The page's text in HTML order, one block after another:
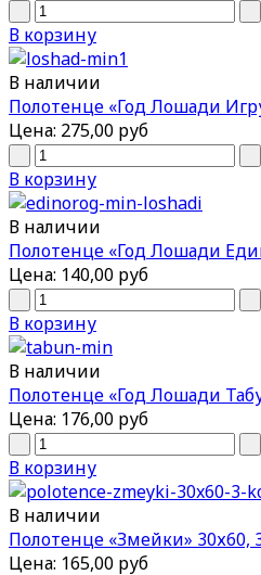
В корзину
В наличии
Полотенце «Год Лошади
Цена: 275,00 руб
В корзину
В наличии
Полотенце «Год Лошади
Цена: 140,00 руб
В корзину
В наличии
Полотенце «Год Лошади
Цена: 176,00 руб
В корзину
В наличии
Полотенце «Змейки» 30х60,
Цена: 165,00 руб